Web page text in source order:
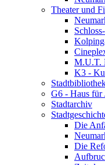
Theater und
M.U.T.
K3 -
G6 - Haus für
Stadtarchiv
Die
Die